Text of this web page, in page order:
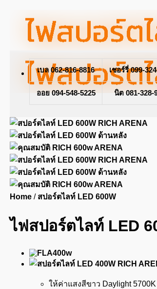
content
เบล 062-816-8816 เชอร์รี่ 099-
ออย 094-548-5225 นิต 081-328-
Home / สปอร์ตไลท์ LED 600W
ไฟสปอร์ตไลท์ LED
ให้ค่าแสงสีขาว Daylight 5700K